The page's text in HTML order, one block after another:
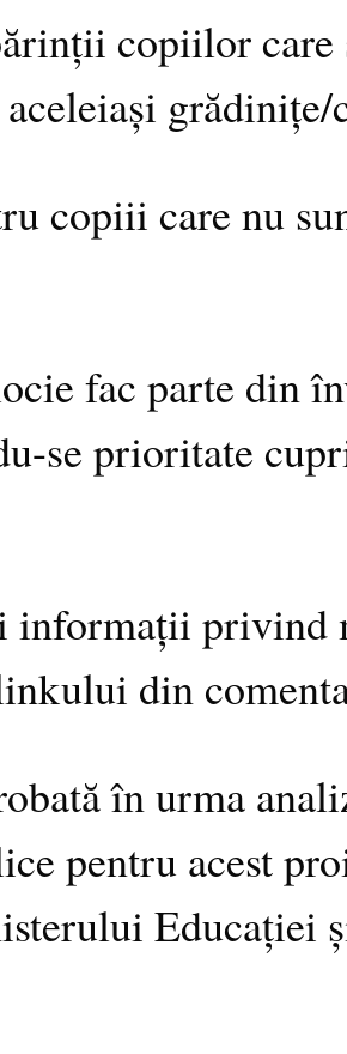
copiilor
copiii care nu
fac parte din
se prioritate
privind
din
în urma
pentru acest
Educației